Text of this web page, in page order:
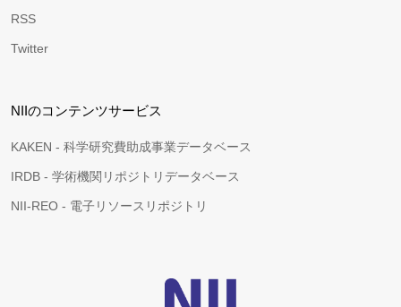
RSS
Twitter
NIIのコンテンツサービス
KAKEN - 科学研究費助成事業データベース
IRDB - 学術機関リポジトリデータベース
NII-REO - 電子リソースリポジトリ